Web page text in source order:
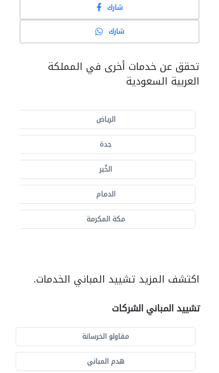
شارك
شارك
تحقق عن خدمات أخرى في المملكة
العربية السعودية
الرياض
جدة
الخُبر
الدمام
مكة المكرمة
اكتشف المزيد تشييد المباني الخدمات.
تشييد المباني الشركات
مقاولو الخرسانة
هدم المباني